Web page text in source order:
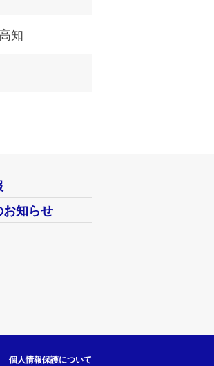
高知
お知らせ
個人情報保護について